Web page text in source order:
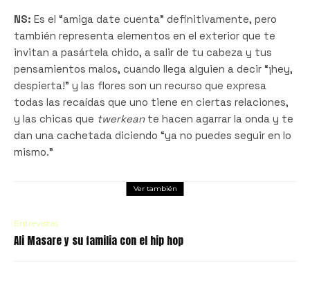
NS: Es el “amiga date cuenta” definitivamente, pero
también representa elementos en el exterior que te
invitan a pasártela chido, a salir de tu cabeza y tus
pensamientos malos, cuando llega alguien a decir “¡hey,
despierta!” y las flores son un recurso que expresa
todas las recaídas que uno tiene en ciertas relaciones,
y las chicas que twerkeante hacen agarrar la onda y te
dan una cachetada diciendo “ya no puedes seguir en lo
mismo.”
Ver también
Entrevistas
Ali Masare y su familia con el hip hop